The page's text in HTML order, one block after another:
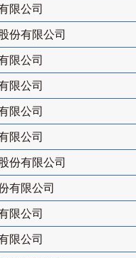
限公司
份有限公司
限公司
限公司
限公司
限公司
份有限公司
有限公司
限公司
限公司